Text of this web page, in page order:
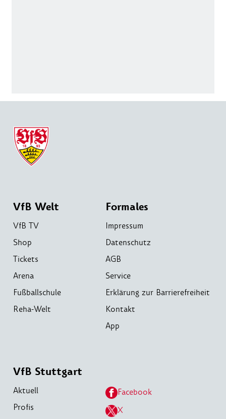
VfB Welt
VfB TV
Shop
Tickets
Arena
Fußballschule
Reha-Welt
Formales
Impressum
Datenschutz
AGB
Service
Erklärung zur Barrierefreiheit
Kontakt
App
VfB Stuttgart
Aktuell
Profis
Facebook
X